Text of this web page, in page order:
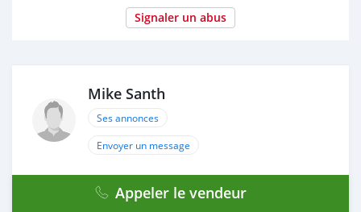
Signaler un abus
Mike Santh
Ses annonces
Envoyer un message
Appeler le vendeur